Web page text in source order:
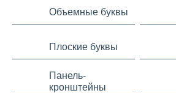
Объемные буквы
Плоские буквы
Панель-
кронштейны